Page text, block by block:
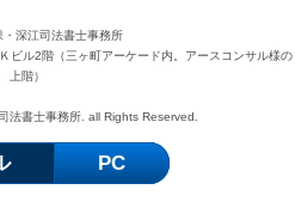
・深江司法書士事務所
ル2階（三ヶ町アーケード内。アースコンサル様の
上階）
法書士事務所. all Rights Reserved.
PC